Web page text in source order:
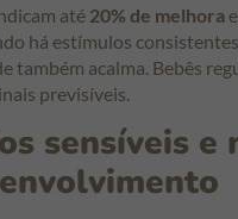
até 20% de melhora
há estímulos
também acalma. Bebês
previsíveis.
sensíveis e